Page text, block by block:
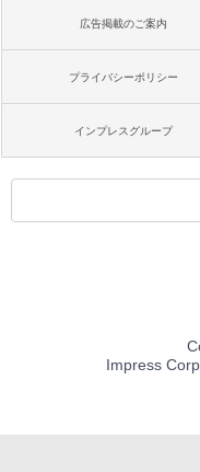
広告掲載のご案内
プライバシーポリシー
インプレスグループ
Impress